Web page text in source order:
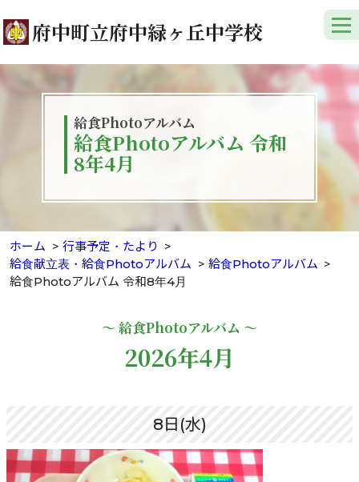
府中町立府中緑ヶ丘中学校
給食Photoアルバム
給食Photoアルバム 令和
8年4月
ホーム
行事予定・たより
給食献立表・給食Photoアルバム
給食Photoアルバム
給食Photoアルバム 令和8年4月
～ 給食Photoアルバム ～
2026年4月
8日(水)